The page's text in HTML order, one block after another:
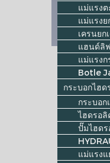
แม่แรงต
แม่แรงย
เครนยก
แฮนด์ลิ
แม่แรงก
Botle
กระบอกไฮ
กระบอ
ไฮดรอ
ปั๊มไฮด
แม่แรง